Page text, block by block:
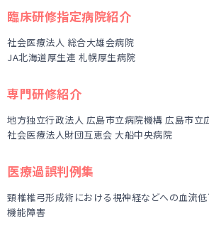
臨床研修指定病院紹介
社会医療法人 総合大雄会病院
JA北海道厚生連 札幌厚生病院
専門研修紹介
地方独立行政法人 広島市立病院機構 広島市立
社会医療法人財団互恵会 大船中央病院
医療過誤判例集
頸椎椎弓形成術における視神経などへの血流
機能障害